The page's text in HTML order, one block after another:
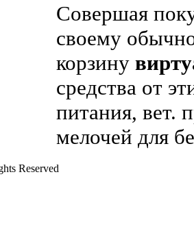
Совершая
своему
корзину
средства от
питания, вет.
мелочей для
Reserved